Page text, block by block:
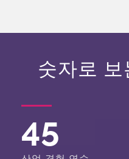
숫자로 보
45